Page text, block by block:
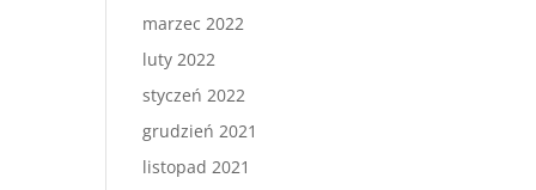
marzec 2022
luty 2022
styczeń 2022
grudzień 2021
listopad 2021